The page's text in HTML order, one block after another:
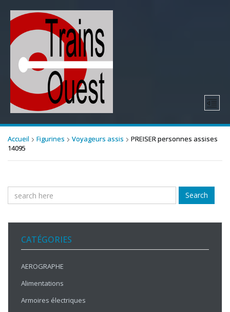
Accueil Figurines Voyageurs assis
PREISER personnes assises
14095
Search
CATÉGORIES
AEROGRAPHE
Alimentations
Armoires électriques